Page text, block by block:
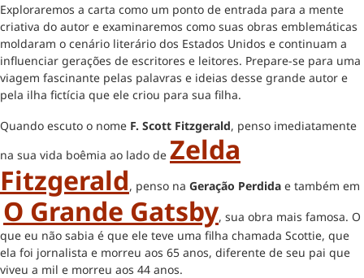
Exploraremos a carta como um ponto de entrada para a mente
criativa do autor e examinaremos como suas obras emblemáticas
moldaram o cenário literário dos Estados Unidos e continuam a
influenciar gerações de escritores e leitores. Prepare-se para uma
viagem fascinante pelas palavras e ideias desse grande autor e
pela ilha fictícia que ele criou para sua filha.
Quando escuto o nome F. Scott Fitzgerald, penso imediatamente
na sua vida boêmia ao lado de Zelda
Fitzgerald, penso na Geração Perdida e também em
O Grande Gatsby, sua obra mais famosa. O
que eu não sabia é que ele teve uma filha chamada Scottie, que
ela foi jornalista e morreu aos 65 anos, diferente de seu pai que
viveu a mil e morreu aos 44 anos.